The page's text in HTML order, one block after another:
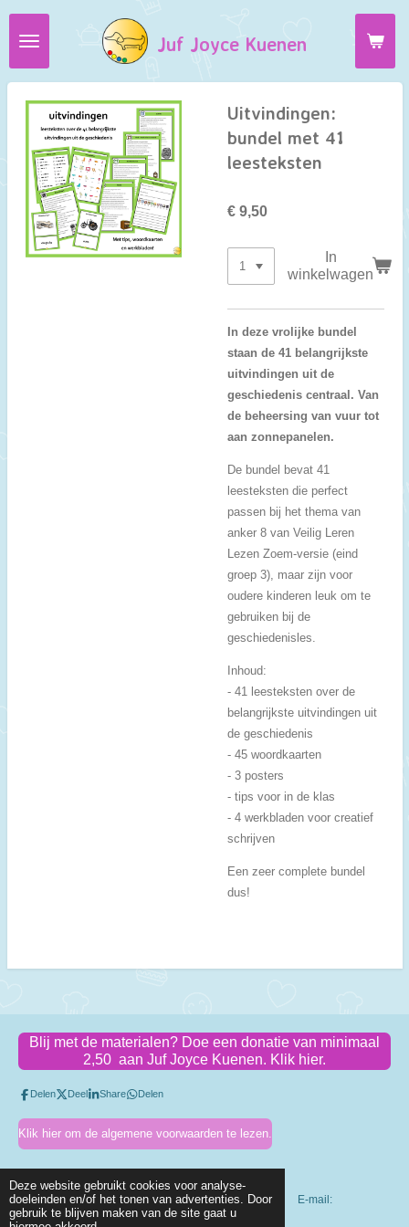
Deze website gebruikt cookies voor analyse-
doeleinden en/of het tonen van advertenties. Door
gebruik te blijven maken van de site gaat u
Ga
direct
de
hoofdinhoud
Juf Joyce Kuenen
Uitvindingen:
bundel met 41
leesteksten
€ 9,50
In
winkelwagen
In deze vrolijke bundel
staan de 41 belangrijkste
uitvindingen uit de
geschiedenis centraal. Van
de beheersing van vuur tot
aan zonnepanelen.
De bundel bevat 41
leesteksten die perfect
passen bij het thema van
anker 8 van Veilig Leren
Lezen Zoem-versie (eind
groep 3), maar zijn voor
oudere kinderen leuk om te
gebruiken bij de
geschiedenisles.
Inhoud:
- 41 leesteksten over de
belangrijkste uitvindingen uit
de geschiedenis
- 45 woordkaarten
- 3 posters
- tips voor in de klas
- 4 werkbladen voor creatief
schrijven
Een zeer complete bundel
dus!
Blij met de materialen? Doe een donatie van minimaal
2,50 aan Juf Joyce Kuenen. Klik hier.
Delen Deel Share Delen
Klik hier om de algemene voorwaarden te lezen.
KVK-nummer: 83318410 Btw-id: NL003803318B56 E-mail:
info@jufjoycekuenen.nl